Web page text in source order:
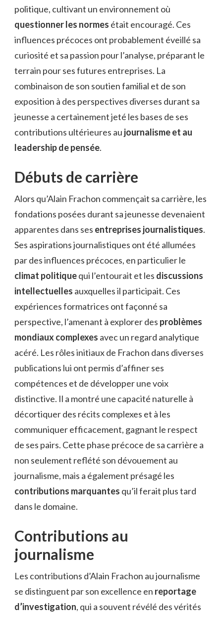
politique, cultivant un environnement où
questionner les normes était encouragé. Ces
influences précoces ont probablement éveillé sa
curiosité et sa passion pour l’analyse, préparant le
terrain pour ses futures entreprises. La
combinaison de son soutien familial et de son
exposition à des perspectives diverses durant sa
jeunesse a certainement jeté les bases de ses
contributions ultérieures au journalisme et au
leadership de pensée.
Débuts de carrière
Alors qu’Alain Frachon commençait sa carrière, les
fondations posées durant sa jeunesse devenaient
apparentes dans ses entreprises journalistiques.
Ses aspirations journalistiques ont été allumées
par des influences précoces, en particulier le
climat politiquequi l’entourait et les discussions
intellectuelles auxquelles il participait. Ces
expériences formatrices ont façonné sa
perspective, l’amenant à explorer des problèmes
mondiaux complexes avec un regard analytique
acéré. Les rôles initiaux de Frachon dans diverses
publications lui ont permis d’affiner ses
compétences et de développer une voix
distinctive. Il a montré une capacité naturelle à
décortiquer des récits complexes et à les
communiquer efficacement, gagnant le respect
de ses pairs. Cette phase précoce de sa carrière a
non seulement reflété son dévouement au
journalisme, mais a également présagé les
contributions marquantes qu’il ferait plus tard
dans le domaine.
Contributions au
journalisme
Les contributions d’Alain Frachon au journalisme
se distinguent par son excellence en reportage
d’investigation, qui a souvent révélé des vérités